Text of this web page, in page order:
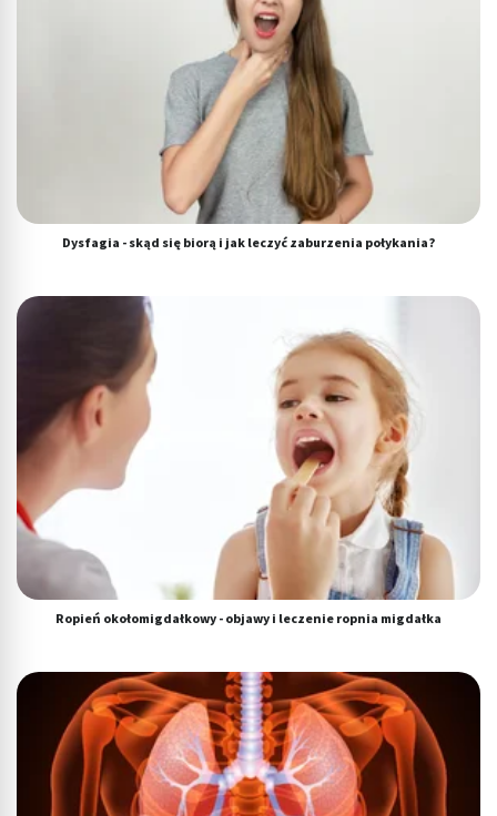
Dysfagia - skąd się biorą i jak leczyć zaburzenia połykania?
Ropień okołomigdałkowy - objawy i leczenie ropnia migdałka